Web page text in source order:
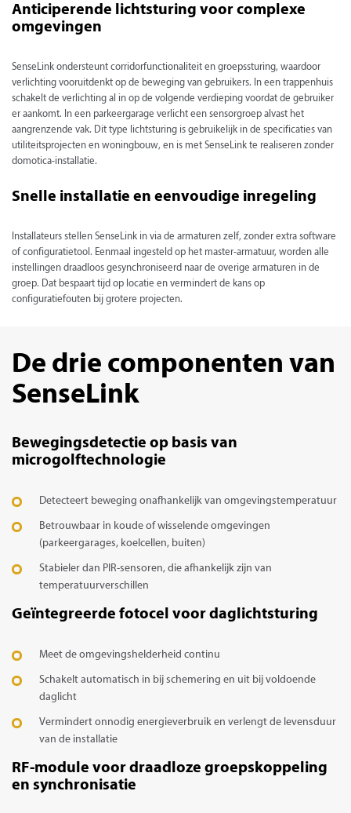
Anticiperende lichtsturing voor complexe
omgevingen
SenseLink ondersteunt corridorfunctionaliteit en groepssturing, waardoor
verlichting vooruitdenkt op de beweging van gebruikers. In een trappenhuis
schakelt de verlichting al in op de volgende verdieping voordat de gebruiker
er aankomt. In een parkeergarage verlicht een sensorgroep alvast het
aangrenzende vak. Dit type lichtsturing is gebruikelijk in de specificaties van
utiliteitsprojecten en woningbouw, en is met SenseLink te realiseren zonder
domotica-installatie.
Snelle installatie en eenvoudige inregeling
Installateurs stellen SenseLink in via de armaturen zelf, zonder extra software
of configuratietool. Eenmaal ingesteld op het master-armatuur, worden alle
instellingen draadloos gesynchroniseerd naar de overige armaturen in de
groep. Dat bespaart tijd op locatie en vermindert de kans op
configuratiefouten bij grotere projecten.
De drie componenten van
SenseLink
Bewegingsdetectie op basis van
microgolftechnologie
Detecteert beweging onafhankelijk van omgevingstemperatuur
Betrouwbaar in koude of wisselende omgevingen
(parkeergarages, koelcellen, buiten)
Stabieler dan PIR-sensoren, die afhankelijk zijn van
temperatuurverschillen
Geïntegreerde fotocel voor daglichtsturing
Meet de omgevingshelderheid continu
Schakelt automatisch in bij schemering en uit bij voldoende
daglicht
Vermindert onnodig energieverbruik en verlengt de levensduur
van de installatie
RF-module voor draadloze groepskoppeling
en synchronisatie